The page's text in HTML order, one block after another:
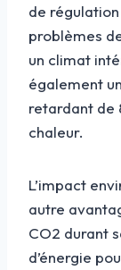
de
problèmes
un climat
également
retardant de
chaleur.
L’impact
autre
CO2 durant
d’énergie